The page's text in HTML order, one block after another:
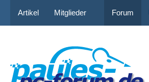
Artikel Mitglieder Forum